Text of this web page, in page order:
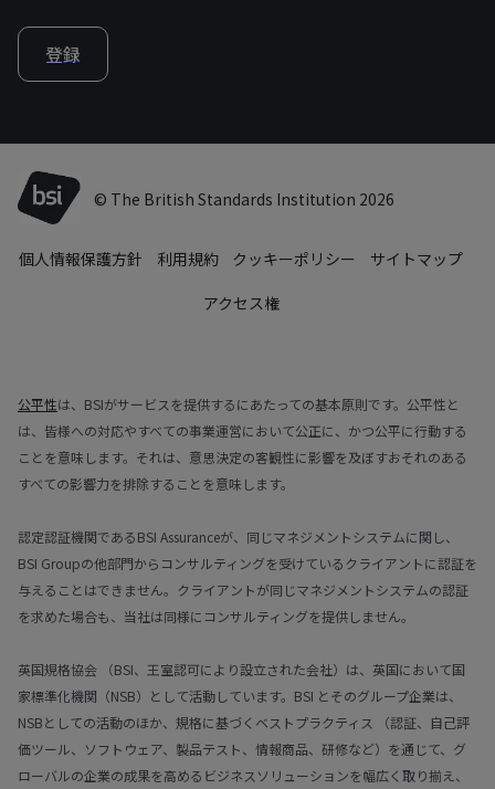
登録
© The British Standards Institution 2026
個人情報保護方針 利用規約 クッキーポリシー
サイトマップ
アクセス権
公平性は、BSIがサービスを提供するにあたっての基本原則です。公平性と
は、皆様への対応やすべての事業運営において公正に、かつ公平に行動する
ことを意味します。それは、意思決定の客観性に影響を及ぼすおそれのある
すべての影響力を排除することを意味します。
認定認証機関であるBSI Assuranceが、同じマネジメントシステムに関し、
BSI Groupの他部門からコンサルティングを受けているクライアントに認証を
与えることはできません。クライアントが同じマネジメントシステムの認証
を求めた場合も、当社は同様にコンサルティングを提供しません。
英国規格協会 （BSI、王室認可により設立された会社）は、英国において国
家標準化機関（NSB）として活動しています。BSI とそのグループ企業は、
NSBとしての活動のほか、規格に基づくベストプラクティス （認証、自己評
価ツール、ソフトウェア、製品テスト、情報商品、研修など）を通じて、グ
ローバルの企業の成果を高めるビジネスソリューションを幅広く取り揃え、